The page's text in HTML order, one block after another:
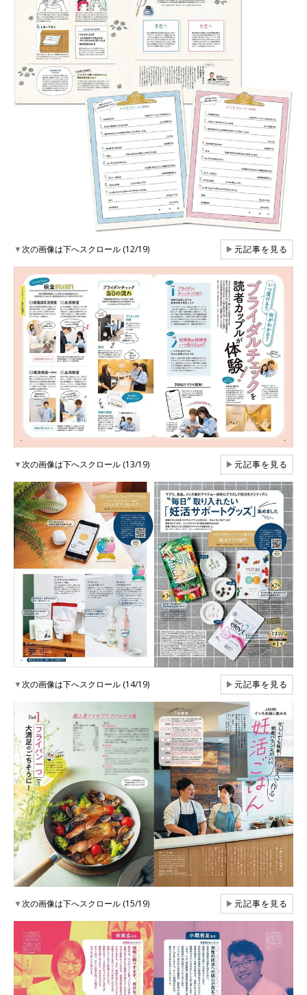
▼次の画像は下へスクロール (12/19) ▶元記事を見る
▼次の画像は下へスクロール (13/19) ▶元記事を見る
▼次の画像は下へスクロール (14/19) ▶元記事を見る
▼次の画像は下へスクロール (15/19) ▶元記事を見る